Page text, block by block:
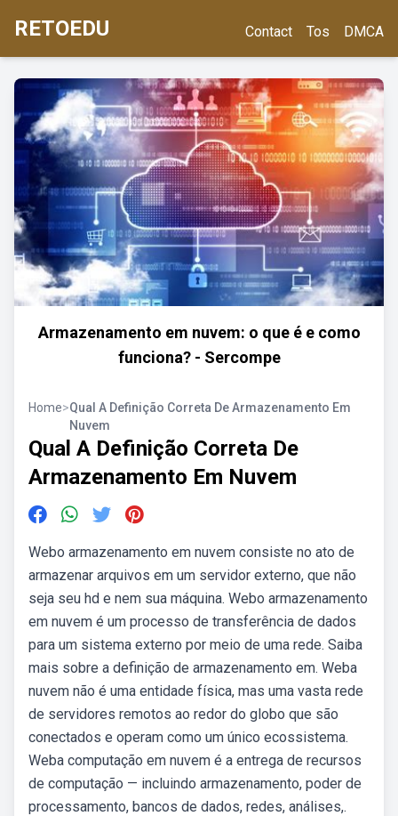
RETOEDU Contact Tos DMCA
Armazenamento em nuvem: o que é e como
funciona? - Sercompe
Home>Qual A Definição Correta De Armazenamento Em
Nuvem
Qual A Definição Correta De
Armazenamento Em Nuvem
Webo armazenamento em nuvem consiste no ato de
armazenar arquivos em um servidor externo, que não
seja seu hd e nem sua máquina. Webo armazenamento
em nuvem é um processo de transferência de dados
para um sistema externo por meio de uma rede. Saiba
mais sobre a definição de armazenamento em. Weba
nuvem não é uma entidade física, mas uma vasta rede
de servidores remotos ao redor do globo que são
conectados e operam como um único ecossistema.
Weba computação em nuvem é a entrega de recursos
de computação — incluindo armazenamento, poder de
processamento, bancos de dados, redes, análises,.